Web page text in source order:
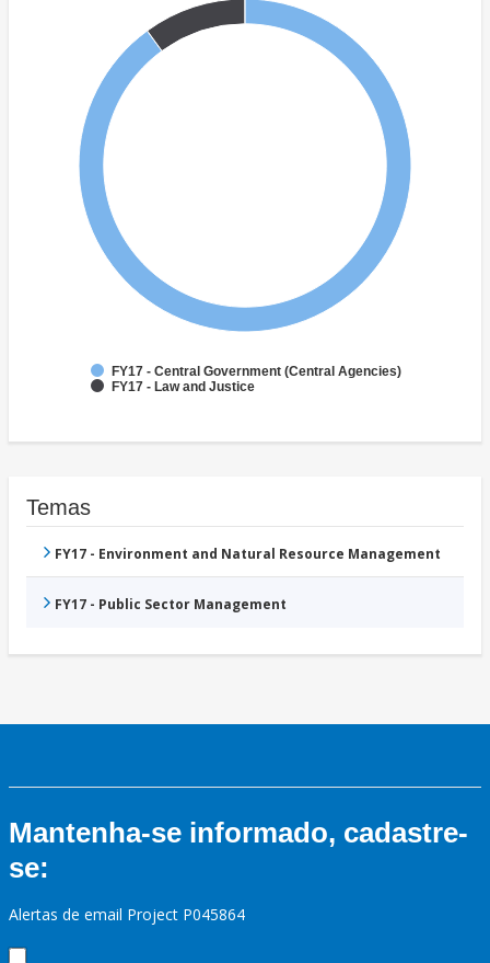
FY17 - Central Government (Central Agencies)
FY17 - Law and Justice
Temas
FY17 - Environment and Natural Resource Management
FY17 - Public Sector Management
Mantenha-se informado, cadastre-
se:
Alertas de email Project P045864